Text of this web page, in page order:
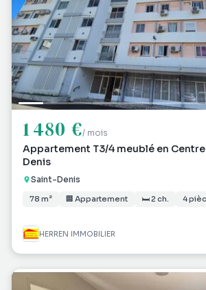
1 480 €/ mois
Appartement T3/4 meublé en
Denis
Saint-Denis
78 m² 🏢 Appartement 🛏 2 ch. 4
HERREN IMMOBILIER